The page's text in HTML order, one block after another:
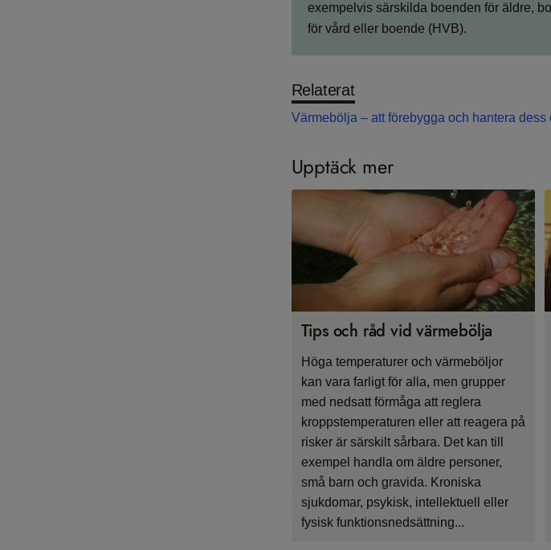
exempelvis särskilda boenden för äldre,
för vård eller boende (HVB).
Relaterat
Värmebölja – att förebygga och hantera dess
Upptäck mer
Tips och råd vid värmebölja
Höga temperaturer och värmeböljor
kan vara farligt för alla, men grupper
med nedsatt förmåga att reglera
kroppstemperaturen eller att reagera på
risker är särskilt sårbara. Det kan till
exempel handla om äldre personer,
små barn och gravida. Kroniska
sjukdomar, psykisk, intellektuell eller
fysisk funktionsnedsättning...